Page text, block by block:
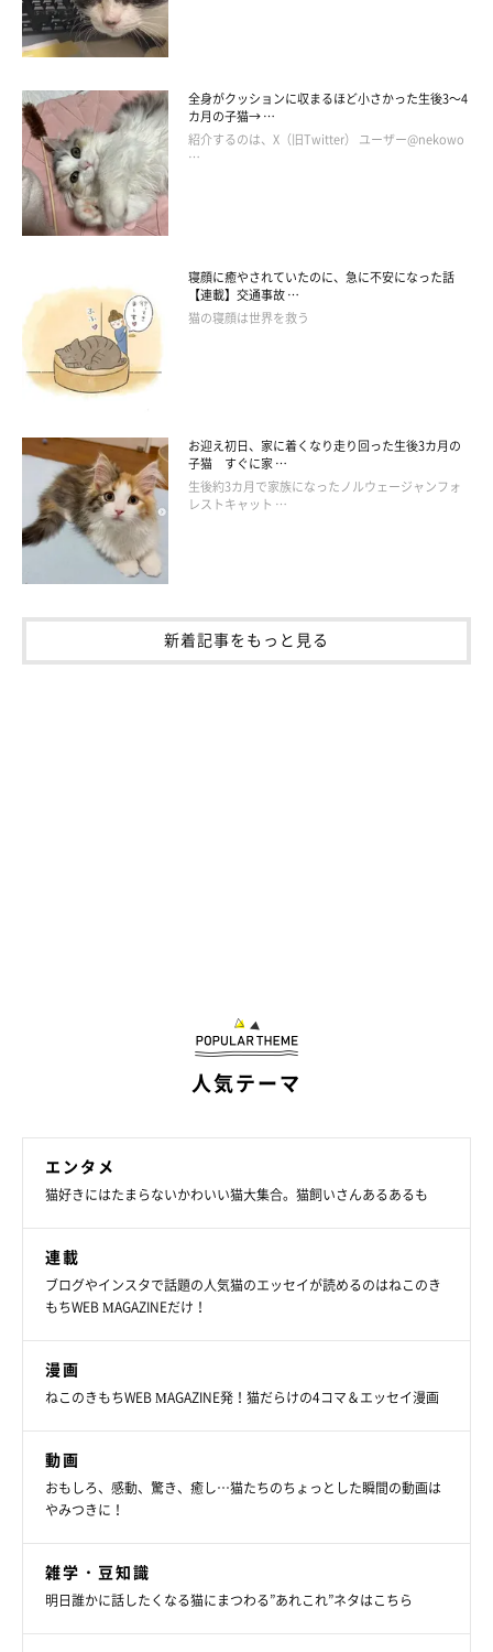
全身がクッションに収まるほど小さかった生後3～4
カ月の子猫→ …
紹介するのは、X（旧Twitter） ユーザー@nekowo
…
寝顔に癒やされていたのに、急に不安になった話
【連載】交通事故 …
猫の寝顔は世界を救う
お迎え初日、家に着くなり走り回った生後3カ月の
子猫 すぐに家 …
生後約3カ月で家族になったノルウェージャンフォ
レストキャット …
新着記事をもっと見る
人気テーマ
エンタメ
猫好きにはたまらないかわいい猫大集合。猫飼いさんあるあるも
連載
ブログやインスタで話題の人気猫のエッセイが読めるのはねこのき
もちWEB MAGAZINEだけ！
漫画
ねこのきもちWEB MAGAZINE発！猫だらけの4コマ＆エッセイ漫画
動画
おもしろ、感動、驚き、癒し…猫たちのちょっとした瞬間の動画は
やみつきに！
雑学・豆知識
明日誰かに話したくなる猫にまつわる”あれこれ”ネタはこちら